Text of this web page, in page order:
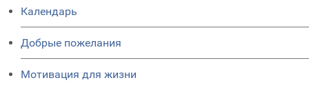
Календарь
Добрые пожелания
Мотивация для жизни